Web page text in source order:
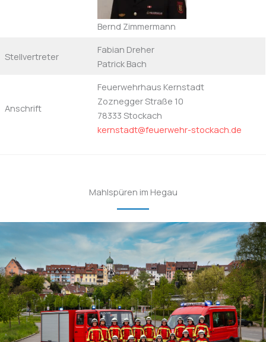
Bernd Zimmermann
Stellvertreter
Fabian Dreher
Patrick Bach
Anschrift
Feuerwehrhaus Kernstadt
Zoznegger Straße 10
78333 Stockach
kernstadt@feuerwehr-stockach.de
Mahlspüren im Hegau